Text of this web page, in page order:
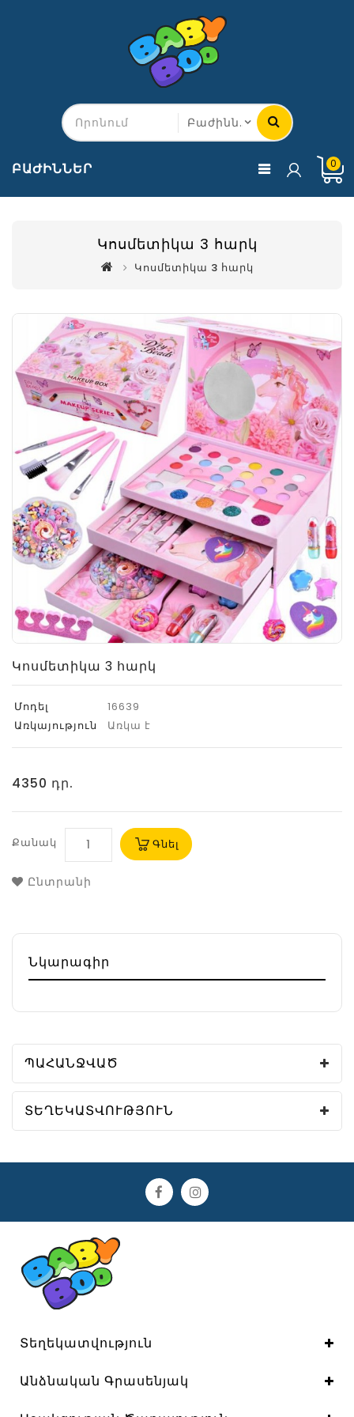
ԲԱԺԻՆՆԵՐ 0
Կոսմետիկա 3 հարկ
Կոսմետիկա 3 հարկ
Կոսմետիկա 3 հարկ
Մոդել
16639
Առկայություն
Առկա է
4350 դր.
Քանակ Գնել
Ընտրանի
Նկարագիր
ՊԱՀԱՆՋՎԱԾ
ՏԵՂԵԿԱՏՎՈՒԹՅՈՒՆ
Տեղեկատվություն
Անձնական Գրասենյակ